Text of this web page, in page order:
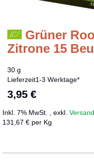
Grüner
Zitrone 15
30 g
Lieferzeit1-3 Werktage*
3,95 €
Inkl. 7% MwSt. exkl.
131,67 € per Kg
Zum
Anfang
der
springen